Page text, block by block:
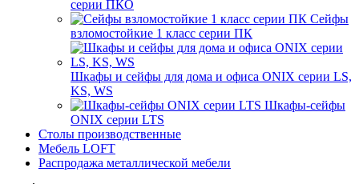
серии ПКО
Сейфы
взломостойкие 1 класс серии ПК
Шкафы и сейфы для дома и офиса ONIX серии LS,
KS, WS
Шкафы-сейфы
ONIX серии LTS
Столы производственные
Мебель LOFT
Распродажа металлической мебели